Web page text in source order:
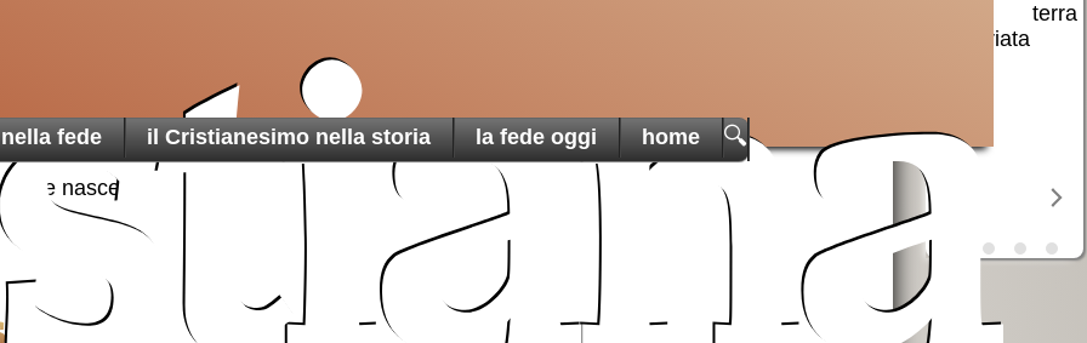
fede il Cristianesimo nella storia la fede oggi home 🔍
nasce
una terra
martoriata